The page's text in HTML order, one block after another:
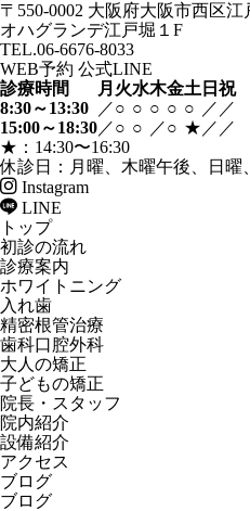
〒550-0002 大阪府大阪市西区
オハグランデ江戸堀１F
TEL.06-6676-8033
WEB予約 公式LINE
診療時間
月 火水木金土 日祝
8:30～13:30
／○ ○ ○ ○ ○ ／ ／
15:00～18:30／○ ○ ／○ ★ ／ ／
★：14:30〜16:30
休診日：月曜、木曜午後、日曜
Instagram
LINE
トップ
初診の流れ
診療案内
ホワイトニング
入れ歯
精密根管治療
歯科口腔外科
大人の矯正
子どもの矯正
院長・スタッフ
院内紹介
設備紹介
アクセス
ブログ
ブログ